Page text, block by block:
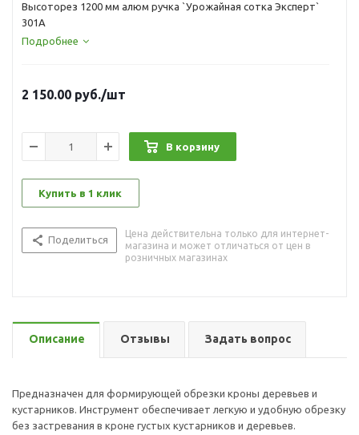
Высоторез 1200 мм алюм ручка `Урожайная сотка Эксперт`
301А
Подробнее
2 150.00 руб./шт
В корзину
Купить в 1 клик
Поделиться
Цена действительна только для интернет-
магазина и может отличаться от цен в
розничных магазинах
Описание Отзывы Задать вопрос
Предназначен для формирующей обрезки кроны деревьев и
кустарников. Инструмент обеспечивает легкую и удобную обрезку
без застревания в кроне густых кустарников и деревьев.